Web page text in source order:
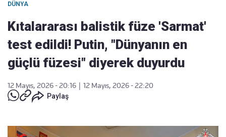
DÜNYA
Kıtalararası balistik füze 'Sarmat'
test edildi! Putin, "Dünyanın en
güçlü füzesi" diyerek duyurdu
12 Mayıs, 2026 - 20:16
12 Mayıs, 2026 - 22:20
Paylaş